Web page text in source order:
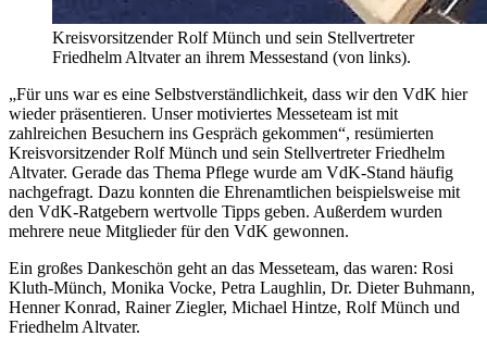
Kreisvorsitzender Rolf Münch und sein Stellvertreter
Friedhelm Altvater an ihrem Messestand (von links).
„Für uns war es eine Selbstverständlichkeit, dass wir den VdK hier
wieder präsentieren. Unser motiviertes Messeteam ist mit
zahlreichen Besuchern ins Gespräch gekommen“, resümierten
Kreisvorsitzender Rolf Münch und sein Stellvertreter Friedhelm
Altvater. Gerade das Thema Pflege wurde am VdK-Stand häufig
nachgefragt. Dazu konnten die Ehrenamtlichen beispielsweise mit
den VdK-Ratgebern wertvolle Tipps geben. Außerdem wurden
mehrere neue Mitglieder für den VdK gewonnen.
Ein großes Dankeschön geht an das Messeteam, das waren: Rosi
Kluth-Münch, Monika Vocke, Petra Laughlin, Dr. Dieter Buhmann,
Henner Konrad, Rainer Ziegler, Michael Hintze, Rolf Münch und
Friedhelm Altvater.